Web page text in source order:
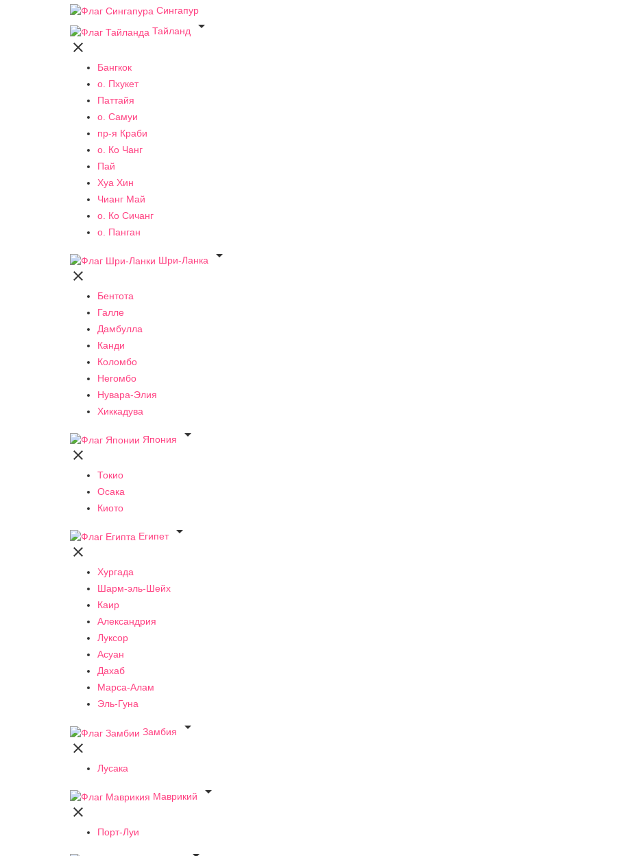
Сингапур
Тайланд


Бангкок
о. Пхукет
Паттайя
о. Самуи
пр-я Краби
о. Ко Чанг
Пай
Хуа Хин
Чианг Май
о. Ко Сичанг
о. Панган
Шри-Ланка


Бентота
Галле
Дамбулла
Канди
Коломбо
Негомбо
Нувара-Элия
Хиккадува
Япония


Токио
Осака
Киото
Египет


Хургада
Шарм-эль-Шейх
Каир
Александрия
Луксор
Асуан
Дахаб
Марса-Алам
Эль-Гуна
Замбия


Лусака
Маврикий


Порт-Луи